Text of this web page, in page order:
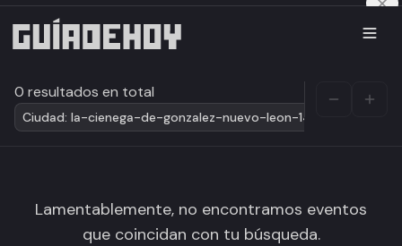
0 resultados en total
Ciudad: la-cienega-de-gonzalez-nuevo-leon-14
Lamentablemente, no encontramos eventos
que coincidan con tu búsqueda.